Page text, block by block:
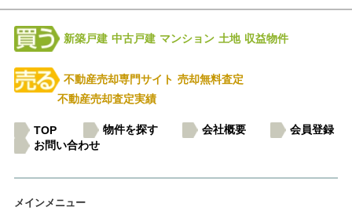
新築戸建 中古戸建 マンション 土地 収益物件
不動産売却専門サイト 売却無料査定
不動産売却査定実績
TOP 物件を探す 会社概要
会員登録
お問い合わせ
メインメニュー